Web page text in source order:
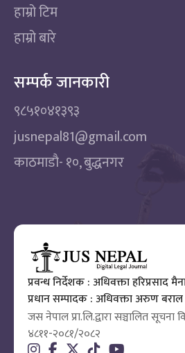
हाम्रो टिम
हाम्रो बारे
सम्पर्क जानकारी
९८५१०४१३९३
jusnepal81@gmail.com
काठमाडाै‌- १०, बुद्धनगर
प्रवन्ध निर्देशक : अधिवक्ता हरिप्रसाद
प्रधान सम्पादक : अधिवक्ता अरुण बराल
जस नेपाल प्रा.लि.द्वारा सञ्चालित सूचना
४८११-२०८१/२०८२